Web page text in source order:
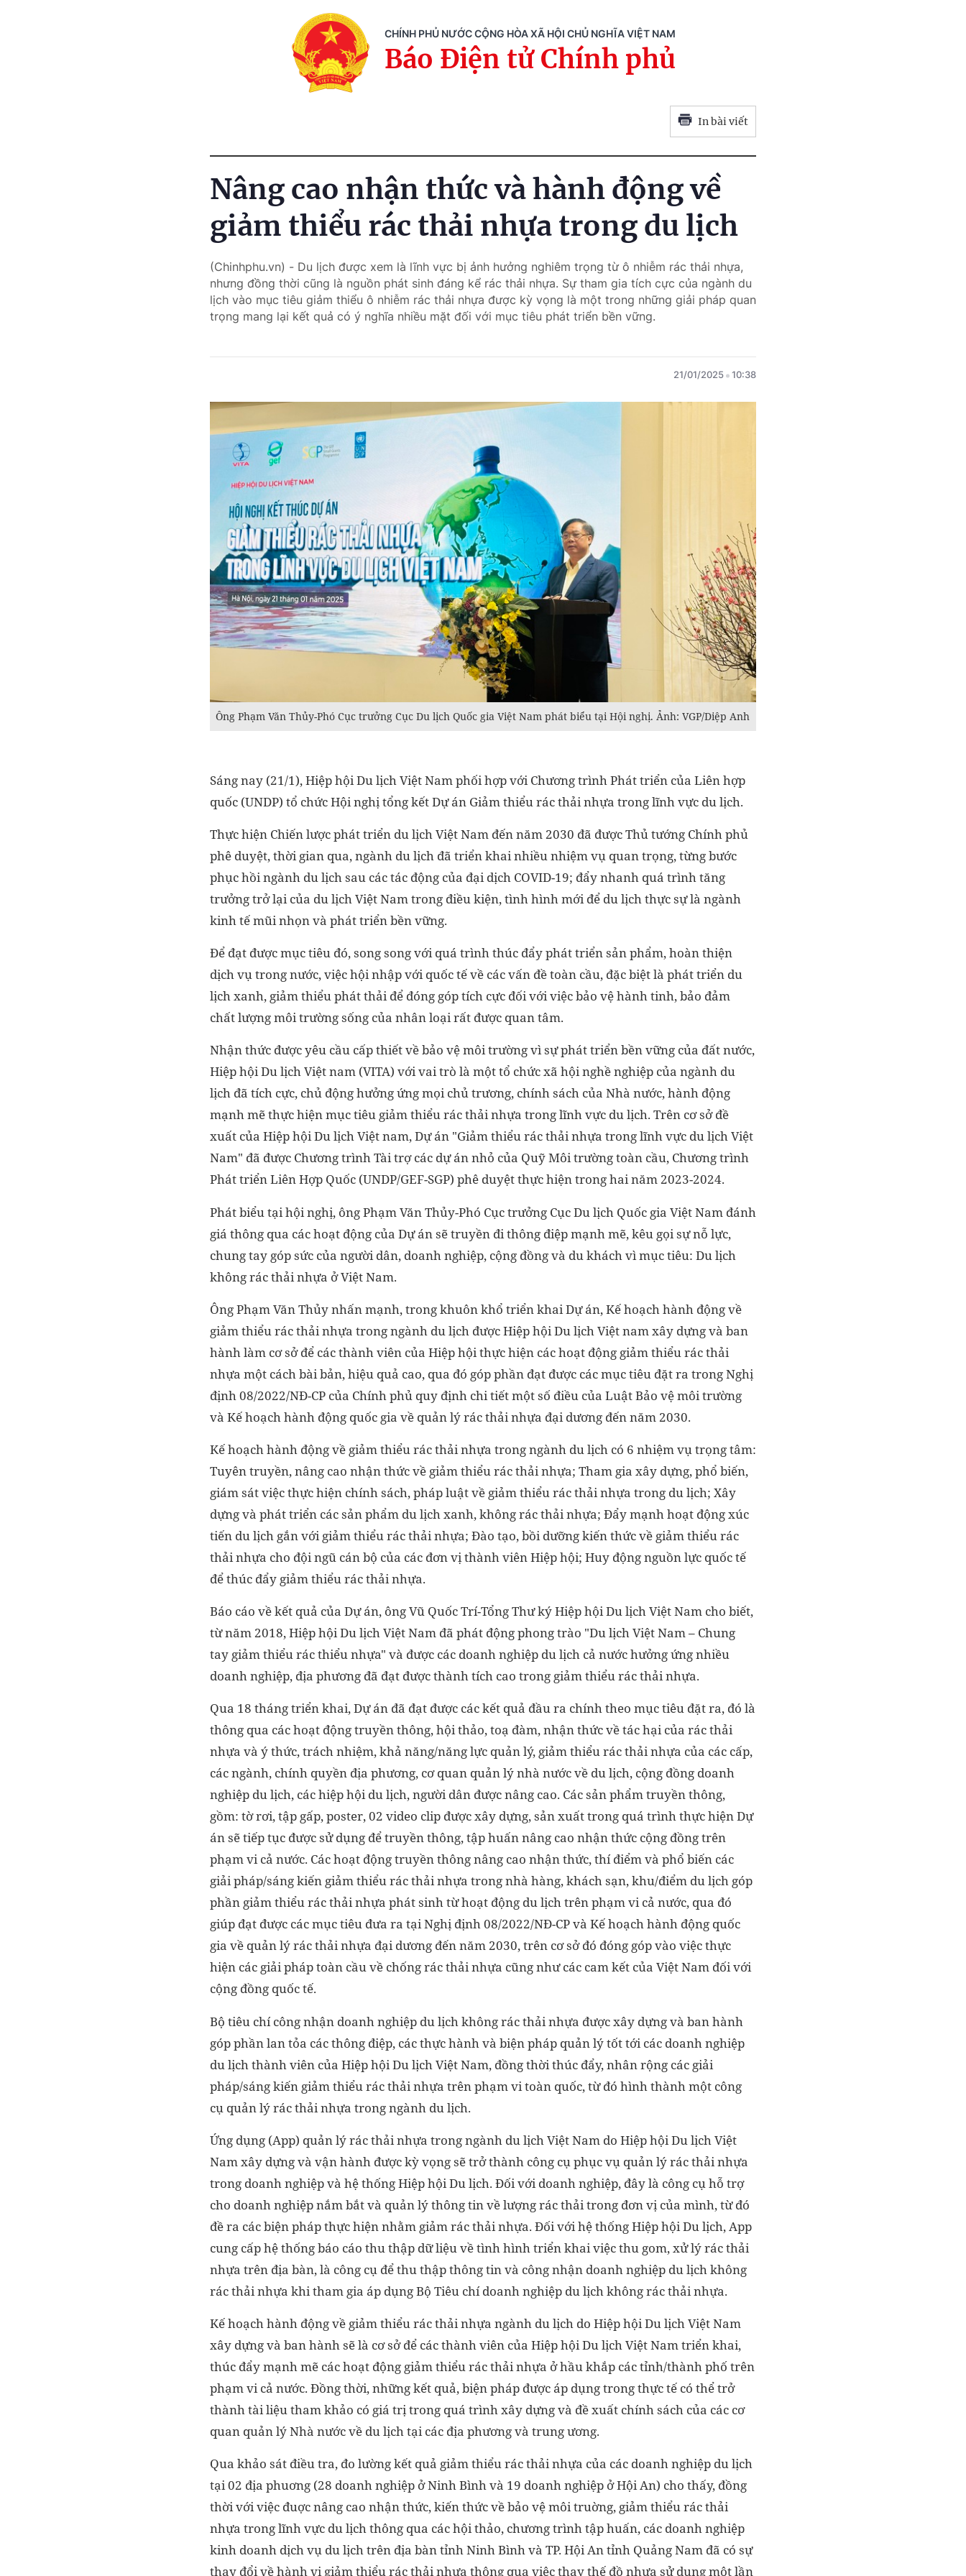
CHÍNH PHỦ NƯỚC CỘNG HÒA XÃ HỘI CHỦ NGHĨA VIỆT NAM
Báo Điện tử Chính phủ
In bài viết
Nâng cao nhận thức và hành động về
giảm thiểu rác thải nhựa trong du lịch
(Chinhphu.vn) - Du lịch được xem là lĩnh vực bị ảnh hưởng nghiêm trọng từ ô nhiễm rác thải nhựa,
nhưng đồng thời cũng là nguồn phát sinh đáng kể rác thải nhựa. Sự tham gia tích cực của ngành du
lịch vào mục tiêu giảm thiểu ô nhiễm rác thải nhựa được kỳ vọng là một trong những giải pháp quan
trọng mang lại kết quả có ý nghĩa nhiều mặt đối với mục tiêu phát triển bền vững.
21/01/2025 10:38
Ông Phạm Văn Thủy-Phó Cục trưởng Cục Du lịch Quốc gia Việt Nam phát biểu tại Hội nghị. Ảnh: VGP/Diệp Anh
Sáng nay (21/1), Hiệp hội Du lịch Việt Nam phối hợp với Chương trình Phát triển của Liên hợp
quốc (UNDP) tổ chức Hội nghị tổng kết Dự án Giảm thiểu rác thải nhựa trong lĩnh vực du lịch.
Thực hiện Chiến lược phát triển du lịch Việt Nam đến năm 2030 đã được Thủ tướng Chính phủ
phê duyệt, thời gian qua, ngành du lịch đã triển khai nhiều nhiệm vụ quan trọng, từng bước
phục hồi ngành du lịch sau các tác động của đại dịch COVID-19; đẩy nhanh quá trình tăng
trưởng trở lại của du lịch Việt Nam trong điều kiện, tình hình mới để du lịch thực sự là ngành
kinh tế mũi nhọn và phát triển bền vững.
Để đạt được mục tiêu đó, song song với quá trình thúc đẩy phát triển sản phẩm, hoàn thiện
dịch vụ trong nước, việc hội nhập với quốc tế về các vấn đề toàn cầu, đặc biệt là phát triển du
lịch xanh, giảm thiểu phát thải để đóng góp tích cực đối với việc bảo vệ hành tinh, bảo đảm
chất lượng môi trường sống của nhân loại rất được quan tâm.
Nhận thức được yêu cầu cấp thiết về bảo vệ môi trường vì sự phát triển bền vững của đất nước,
Hiệp hội Du lịch Việt nam (VITA) với vai trò là một tổ chức xã hội nghề nghiệp của ngành du
lịch đã tích cực, chủ động hưởng ứng mọi chủ trương, chính sách của Nhà nước, hành động
mạnh mẽ thực hiện mục tiêu giảm thiểu rác thải nhựa trong lĩnh vực du lịch. Trên cơ sở đề
xuất của Hiệp hội Du lịch Việt nam, Dự án "Giảm thiểu rác thải nhựa trong lĩnh vực du lịch Việt
Nam" đã được Chương trình Tài trợ các dự án nhỏ của Quỹ Môi trường toàn cầu, Chương trình
Phát triển Liên Hợp Quốc (UNDP/GEF-SGP) phê duyệt thực hiện trong hai năm 2023-2024.
Phát biểu tại hội nghị, ông Phạm Văn Thủy-Phó Cục trưởng Cục Du lịch Quốc gia Việt Nam đánh
giá thông qua các hoạt động của Dự án sẽ truyền đi thông điệp mạnh mẽ, kêu gọi sự nỗ lực,
chung tay góp sức của người dân, doanh nghiệp, cộng đồng và du khách vì mục tiêu: Du lịch
không rác thải nhựa ở Việt Nam.
Ông Phạm Văn Thủy nhấn mạnh, trong khuôn khổ triển khai Dự án, Kế hoạch hành động về
giảm thiểu rác thải nhựa trong ngành du lịch được Hiệp hội Du lịch Việt nam xây dựng và ban
hành làm cơ sở để các thành viên của Hiệp hội thực hiện các hoạt động giảm thiểu rác thải
nhựa một cách bài bản, hiệu quả cao, qua đó góp phần đạt được các mục tiêu đặt ra trong Nghị
định 08/2022/NĐ-CP của Chính phủ quy định chi tiết một số điều của Luật Bảo vệ môi trường
và Kế hoạch hành động quốc gia về quản lý rác thải nhựa đại dương đến năm 2030.
Kế hoạch hành động về giảm thiểu rác thải nhựa trong ngành du lịch có 6 nhiệm vụ trọng tâm:
Tuyên truyền, nâng cao nhận thức về giảm thiểu rác thải nhựa; Tham gia xây dựng, phổ biến,
giám sát việc thực hiện chính sách, pháp luật về giảm thiểu rác thải nhựa trong du lịch; Xây
dựng và phát triển các sản phẩm du lịch xanh, không rác thải nhựa; Đẩy mạnh hoạt động xúc
tiến du lịch gắn với giảm thiểu rác thải nhựa; Đào tạo, bồi dưỡng kiến thức về giảm thiểu rác
thải nhựa cho đội ngũ cán bộ của các đơn vị thành viên Hiệp hội; Huy động nguồn lực quốc tế
để thúc đẩy giảm thiểu rác thải nhựa.
Báo cáo về kết quả của Dự án, ông Vũ Quốc Trí-Tổng Thư ký Hiệp hội Du lịch Việt Nam cho biết,
từ năm 2018, Hiệp hội Du lịch Việt Nam đã phát động phong trào "Du lịch Việt Nam – Chung
tay giảm thiểu rác thiểu nhựa" và được các doanh nghiệp du lịch cả nước hưởng ứng nhiều
doanh nghiệp, địa phương đã đạt được thành tích cao trong giảm thiểu rác thải nhựa.
Qua 18 tháng triển khai, Dự án đã đạt được các kết quả đầu ra chính theo mục tiêu đặt ra, đó là
thông qua các hoạt động truyền thông, hội thảo, toạ đàm, nhận thức về tác hại của rác thải
nhựa và ý thức, trách nhiệm, khả năng/năng lực quản lý, giảm thiểu rác thải nhựa của các cấp,
các ngành, chính quyền địa phương, cơ quan quản lý nhà nước về du lịch, cộng đồng doanh
nghiệp du lịch, các hiệp hội du lịch, người dân được nâng cao. Các sản phẩm truyền thông,
gồm: tờ rơi, tập gấp, poster, 02 video clip được xây dựng, sản xuất trong quá trình thực hiện Dự
án sẽ tiếp tục được sử dụng để truyền thông, tập huấn nâng cao nhận thức cộng đồng trên
phạm vi cả nước. Các hoạt động truyền thông nâng cao nhận thức, thí điểm và phổ biến các
giải pháp/sáng kiến giảm thiểu rác thải nhựa trong nhà hàng, khách sạn, khu/điểm du lịch góp
phần giảm thiểu rác thải nhựa phát sinh từ hoạt động du lịch trên phạm vi cả nước, qua đó
giúp đạt được các mục tiêu đưa ra tại Nghị định 08/2022/NĐ-CP và Kế hoạch hành động quốc
gia về quản lý rác thải nhựa đại dương đến năm 2030, trên cơ sở đó đóng góp vào việc thực
hiện các giải pháp toàn cầu về chống rác thải nhựa cũng như các cam kết của Việt Nam đối với
cộng đồng quốc tế.
Bộ tiêu chí công nhận doanh nghiệp du lịch không rác thải nhựa được xây dựng và ban hành
góp phần lan tỏa các thông điệp, các thực hành và biện pháp quản lý tốt tới các doanh nghiệp
du lịch thành viên của Hiệp hội Du lịch Việt Nam, đồng thời thúc đẩy, nhân rộng các giải
pháp/sáng kiến giảm thiểu rác thải nhựa trên phạm vi toàn quốc, từ đó hình thành một công
cụ quản lý rác thải nhựa trong ngành du lịch.
Ứng dụng (App) quản lý rác thải nhựa trong ngành du lịch Việt Nam do Hiệp hội Du lịch Việt
Nam xây dựng và vận hành được kỳ vọng sẽ trở thành công cụ phục vụ quản lý rác thải nhựa
trong doanh nghiệp và hệ thống Hiệp hội Du lịch. Đối với doanh nghiệp, đây là công cụ hỗ trợ
cho doanh nghiệp nắm bắt và quản lý thông tin về lượng rác thải trong đơn vị của mình, từ đó
đề ra các biện pháp thực hiện nhằm giảm rác thải nhựa. Đối với hệ thống Hiệp hội Du lịch, App
cung cấp hệ thống báo cáo thu thập dữ liệu về tình hình triển khai việc thu gom, xử lý rác thải
nhựa trên địa bàn, là công cụ để thu thập thông tin và công nhận doanh nghiệp du lịch không
rác thải nhựa khi tham gia áp dụng Bộ Tiêu chí doanh nghiệp du lịch không rác thải nhựa.
Kế hoạch hành động về giảm thiểu rác thải nhựa ngành du lịch do Hiệp hội Du lịch Việt Nam
xây dựng và ban hành sẽ là cơ sở để các thành viên của Hiệp hội Du lịch Việt Nam triển khai,
thúc đẩy mạnh mẽ các hoạt động giảm thiểu rác thải nhựa ở hầu khắp các tỉnh/thành phố trên
phạm vi cả nước. Đồng thời, những kết quả, biện pháp được áp dụng trong thực tế có thể trở
thành tài liệu tham khảo có giá trị trong quá trình xây dựng và đề xuất chính sách của các cơ
quan quản lý Nhà nước về du lịch tại các địa phương và trung ương.
Qua khảo sát điều tra, đo lường kết quả giảm thiểu rác thải nhựa của các doanh nghiệp du lịch
tại 02 địa phuơng (28 doanh nghiệp ở Ninh Bình và 19 doanh nghiệp ở Hội An) cho thấy, đồng
thời với việc đuợc nâng cao nhận thức, kiến thức về bảo vệ môi truờng, giảm thiểu rác thải
nhựa trong lĩnh vực du lịch thông qua các hội thảo, chương trình tập huấn, các doanh nghiệp
kinh doanh dịch vụ du lịch trên địa bàn tỉnh Ninh Bình và TP. Hội An tỉnh Quảng Nam đã có sự
thay đổi về hành vi giảm thiểu rác thải nhựa thông qua việc thay thế đồ nhựa sử dụng một lần